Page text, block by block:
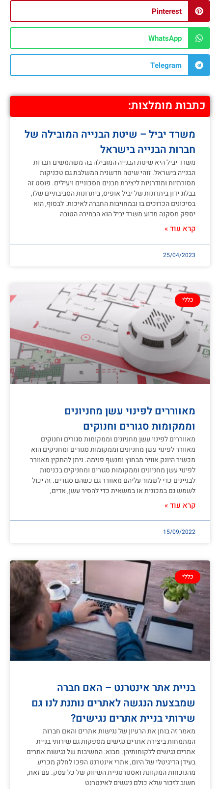
Pinterest
WhatsApp
Telegram
כתבות מומלצות:
משרד יביל – שיטת הבנייה המובילה של
חברות הבנייה בישראל
משרד יביל היא שיטת הבנייה המובילה בה משתמשים חברות
הבנייה בישראל. זוהי שיטה חדשנית המשלבת גם טכניקות
מסורתיות ומודרניות ליצירת מבנים חסכוניים ויעילים. פוסט זה
בבלוג ידון ביתרונות של יביל אופיס, ביתרונות הסביבתיים שלו,
בסיכונים הכרוכים בו ובמחויבות החברה לאיכות. לבסוף, הוא
יספק מסקנה מדוע משרד יביל הוא הבחירה הטובה
קרא עוד »
25/04/2023
כללי
מאווררים לפינוי עשן מחניונים
וממקומות סגורים וחנוקים
מאווררים לפינוי עשן מחניונים וממקומות סגורים וחנוקים
מאוורר לפינוי עשן מחניונים וממקומות סגורים ומחניקים הוא
מכשיר היונק אוויר מבחוץ ומנשף פנימה. ניתן להתקין מאוורר
לפינוי עשן מחניונים וממקומות סגורים ומחניקים בכניסות
לבניינים כדי לשמור עליהם מאוורר גם כשהם סגורים. זה יכול
לשמש גם במכונית או במשאית כדי להסיר עשן, אדים,
קרא עוד »
15/09/2022
כללי
בניית אתר אינטרנט – האם חברה
שמבצעת הנגשה לאתרים נותנת לנו גם
שירותי בניית אתרים נגישים?
מאמר זה בוחן את הרעיון של נגישות אתרים והאם חברות
המתמחות ביצירת אתרים נגישים מספקות גם שירותי בניית
אתרים נגישים ללקוחותיהן. מבוא: החשיבות של נגישות אתרים
בעידן הדיגיטלי של היום, אתרי אינטרנט הפכו לחלק מכריע
מהנוכחות המקוונת ואסטרטגיית השיווק של כל עסק. עם זאת,
חשוב לזכור שלא כולם ניגשים לאינטרנט